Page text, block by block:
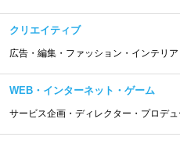
クリエイティブ
広告・編集・ファッション・インテリ
WEB・インターネット・ゲーム
サービス企画・ディレクター・プロデ